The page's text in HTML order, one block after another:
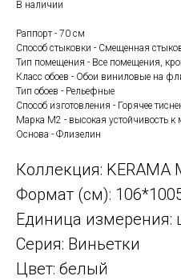
В наличии
Раппорт - 70 см
Способ стыковки - Смещенная
Тип помещения - Все помещения,
Класс обоев - Обои виниловые на
Тип обоев - Рельефные
Способ изготовления - Горячее
Марка М2 - высокая устойчивость к
Основа - Флизелин
Коллекция: KERAMA
Формат (см):
Единица измерения:
Серия: Виньетки
Цвет: белый